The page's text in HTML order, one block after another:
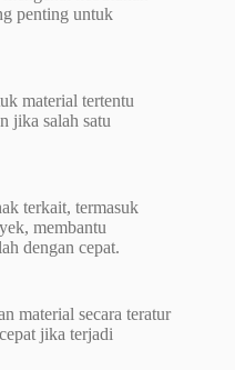
penting untuk
material tertentu
jika salah satu
terkait, termasuk
membantu
dengan cepat.
material secara teratur
jika terjadi